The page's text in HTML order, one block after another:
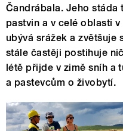
Čandrábala. Jeho
pastvin a v celé oblasti
ubývá srážek a zvětšuje
stále častěji postihuje
létě přijde v zimě sníh a
a pastevcům o živobytí.